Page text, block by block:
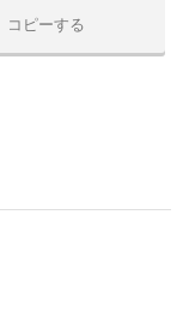
コピーする